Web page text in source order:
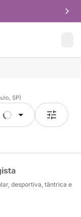
SP)
desportiva, tântrica e